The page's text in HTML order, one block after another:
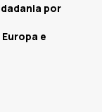
por
e